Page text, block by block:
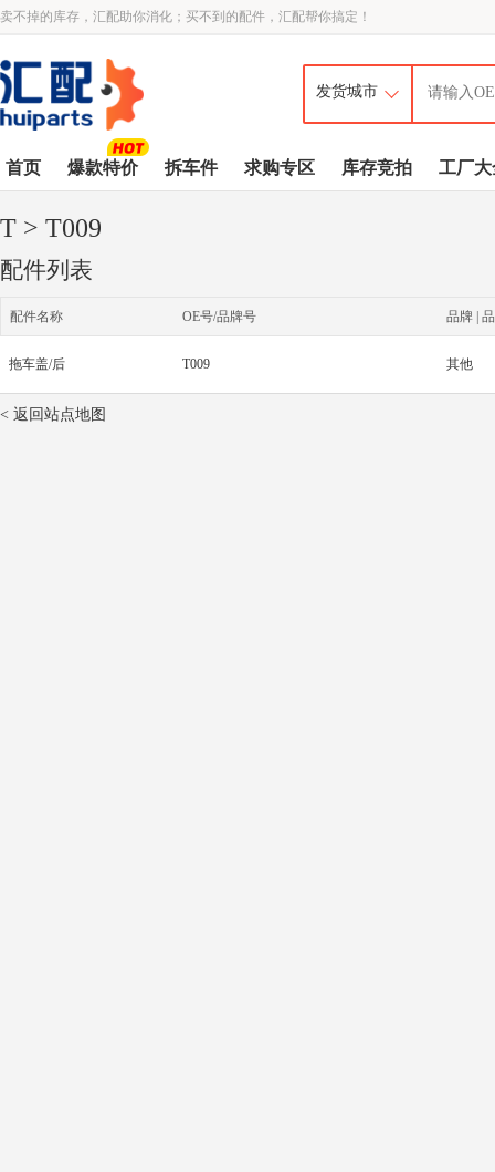
卖不掉的库存，汇配助你消化；买不到的配件，汇配帮你搞定！
首页 爆款特价 拆车件 求购专区 库存竞拍 工厂大
T > T009
配件列表
配件名称 OE号/品牌号 品牌 |
拖车盖/后 T009 其他
< 返回站点地图